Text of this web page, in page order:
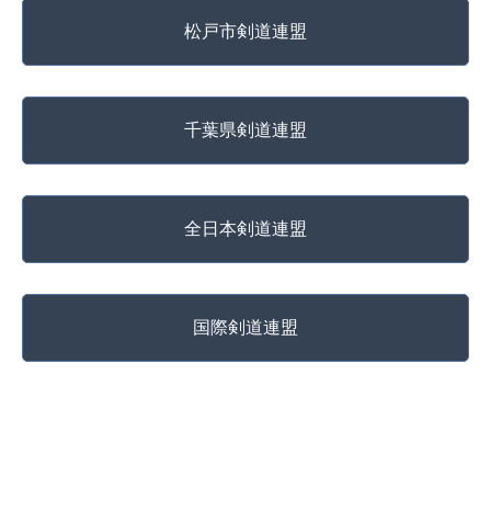
松戸市剣道連盟
千葉県剣道連盟
全日本剣道連盟
国際剣道連盟